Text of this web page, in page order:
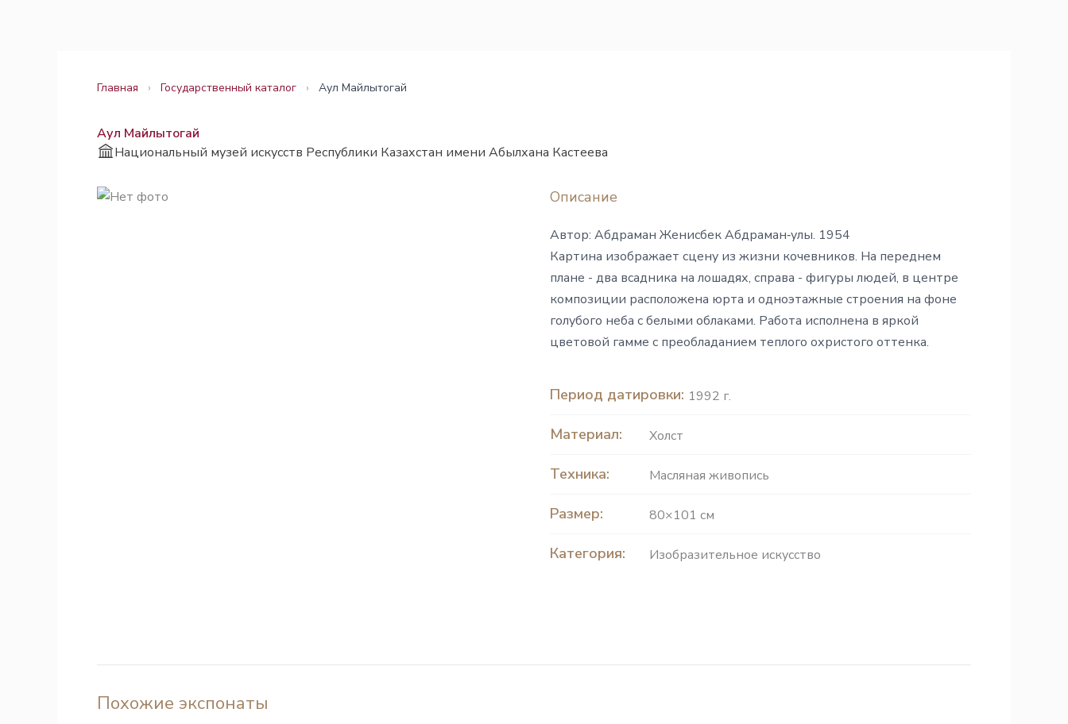
Главная › Государственный каталог › Аул Майлытогай
Аул Майлытогай
Национальный музей искусств Республики Казахстан имени Абылхана Кастеева
Описание
Автор: Абдраман Женисбек Абдраман‑улы. 1954
Картина изображает сцену из жизни кочевников. На переднем
плане - два всадника на лошадях, справа - фигуры людей, в центре
композиции расположена юрта и одноэтажные строения на фоне
голубого неба с белыми облаками. Работа исполнена в яркой
цветовой гамме с преобладанием теплого охристого оттенка.
Период датировки: 1992 г.
Материал: Холст
Техника: Масляная живопись
Размер: 80×101 см
Категория: Изобразительное искусство
Похожие экспонаты